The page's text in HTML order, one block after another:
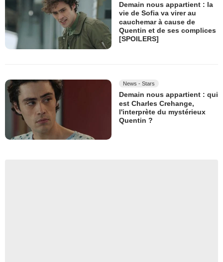
Demain nous appartient : la
vie de Sofia va virer au
cauchemar à cause de
Quentin et de ses complices
[SPOILERS]
News - Stars
Demain nous appartient : qui
est Charles Crehange,
l'interprète du mystérieux
Quentin ?